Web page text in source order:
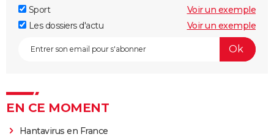
Sport
Voir un exemple
Les dossiers d'actu
Voir un exemple
EN CE MOMENT
Hantavirus en France